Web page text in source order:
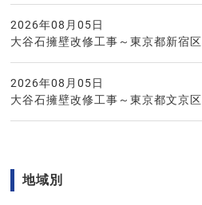
2026年08月05日
大谷石擁壁改修工事～東京都新宿区
2026年08月05日
大谷石擁壁改修工事～東京都文京区
地域別